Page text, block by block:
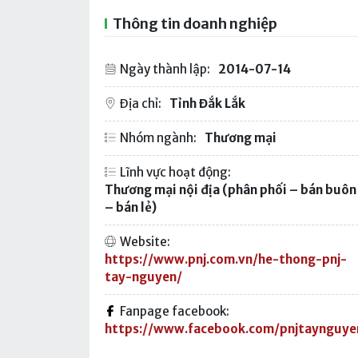
Thông tin doanh nghiệp
Ngày thành lập: 2014-07-14
Địa chỉ: Tỉnh Đắk Lắk
Nhóm ngành: Thương mại
Lĩnh vực hoạt động:
Thương mại nội địa (phân phối – bán buôn
– bán lẻ)
Website:
https://www.pnj.com.vn/he-thong-pnj-
tay-nguyen/
Fanpage facebook:
https://www.facebook.com/